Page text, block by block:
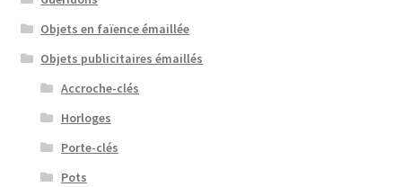
Objets en faïence émaillée
Objets publicitaires émaillés
Accroche-clés
Horloges
Porte-clés
Pots